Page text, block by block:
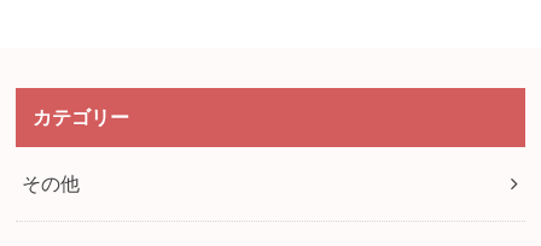
カテゴリー
その他